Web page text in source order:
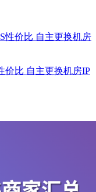
价比 自主更换机房IP